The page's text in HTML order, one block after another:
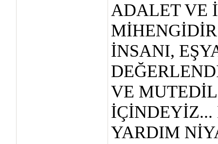
ADALET VE
İNSANI,
VE
İÇİNDEYİZ...
YARDIM